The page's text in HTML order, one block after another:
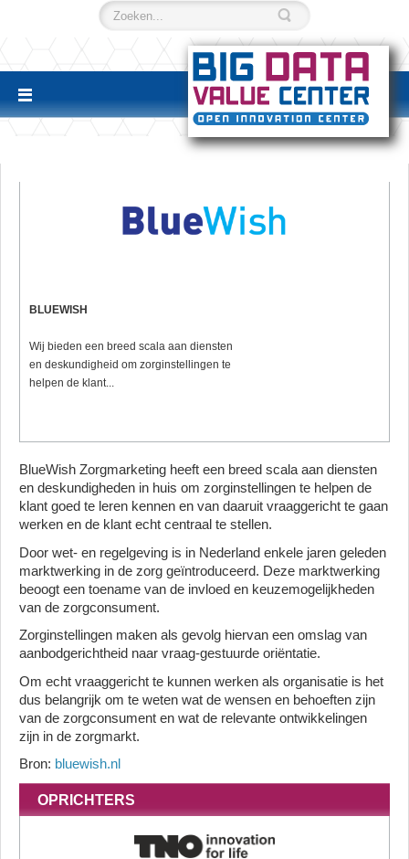
BLUEWISH
Wij bieden een breed scala aan diensten
en deskundigheid om zorginstellingen te
helpen de klant...
BlueWish Zorgmarketing heeft een breed scala aan diensten
en deskundigheden in huis om zorginstellingen te helpen de
klant goed te leren kennen en van daaruit vraaggericht te gaan
werken en de klant echt centraal te stellen.
Door wet- en regelgeving is in Nederland enkele jaren geleden
marktwerking in de zorg geïntroduceerd. Deze marktwerking
beoogt een toename van de invloed en keuzemogelijkheden
van de zorgconsument.
Zorginstellingen maken als gevolg hiervan een omslag van
aanbodgerichtheid naar vraag-gestuurde oriëntatie.
Om echt vraaggericht te kunnen werken als organisatie is het
dus belangrijk om te weten wat de wensen en behoeften zijn
van de zorgconsument en wat de relevante ontwikkelingen
zijn in de zorgmarkt.
Bron: bluewish.nl
OPRICHTERS